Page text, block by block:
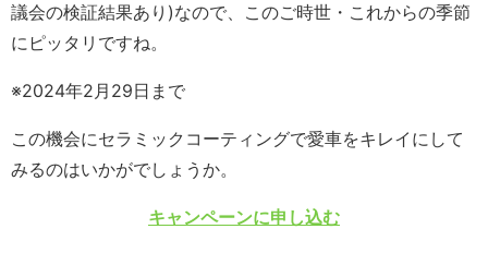
議会の検証結果あり)なので、このご時世・これからの季節
にピッタリですね。
※2024年2月29日まで
この機会にセラミックコーティングで愛車をキレイにして
みるのはいかがでしょうか。
キャンペーンに申し込む